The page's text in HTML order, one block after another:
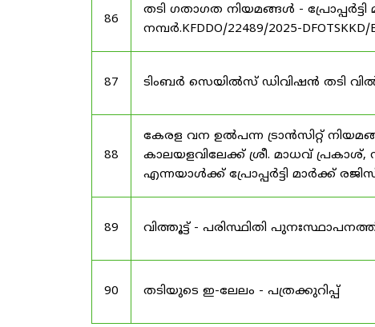
86
തടി ഗതാഗത നിയമങ്ങൾ -
നമ്പർ.KFDDO/22489/2025-
87 ടിംബർ സെയിൽസ് ഡിവിഷൻ തടി
88
കേരള വന ഉൽ‌പന്ന ട്രാൻസിറ്റ്
കാലയളവിലേക്ക് ശ്രീ. മാധവ്
എന്നയാൾക്ക് പ്രോപ്പർട്ടി മാർക്ക്
89 വിത്തൂട്ട് - പരിസ്ഥിതി
90 തടിയുടെ ഇ-ലേലം - പത്രക്കുറിപ്പ്